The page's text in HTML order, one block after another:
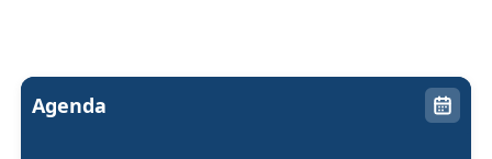
Agenda